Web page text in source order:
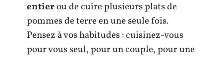
entierou de cuire plusieurs plats de
pommes de terre en une seule fois.
Pensez à vos habitudes : cuisinez-vous
pour vous seul, pour un couple, pour une